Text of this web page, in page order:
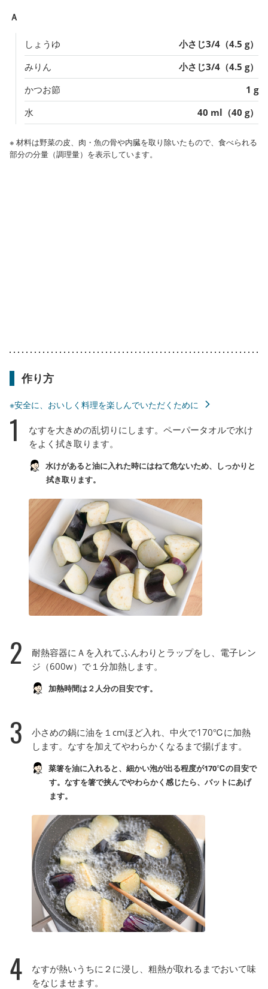
Ａ
しょうゆ
小さじ3/4（4.5 g）
みりん
小さじ3/4（4.5 g）
かつお節
1 g
水
40 ml（40 g）
※ 材料は野菜の皮、肉・魚の骨や内臓を取り除いたもので、食べられる
部分の分量（調理量）を表示しています。
作り方
※安全に、おいしく料理を楽しんでいただくために
1
なすを大きめの乱切りにします。ペーパータオルで水け
をよく拭き取ります。
水けがあると油に入れた時にはねて危ないため、しっかりと
拭き取ります。
2
耐熱容器にＡを入れてふんわりとラップをし、電子レン
ジ（600w）で１分加熱します。
加熱時間は２人分の目安です。
3
小さめの鍋に油を１cmほど入れ、中火で170℃に加熱
します。なすを加えてやわらかくなるまで揚げます。
菜箸を油に入れると、細かい泡が出る程度が170℃の目安で
す。なすを箸で挟んでやわらかく感じたら、バットにあげ
ます。
4
なすが熱いうちに２に浸し、粗熱が取れるまでおいて味
をなじませます。